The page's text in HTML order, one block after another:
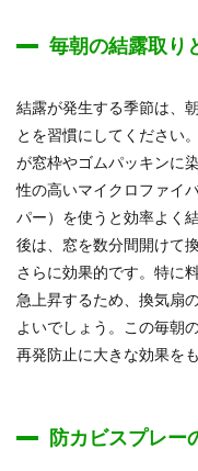
毎朝の結露取り
結露が発生する季節は、
とを習慣にしてください
が窓枠やゴムパッキンに
性の高いマイクロファイ
パー）を使うと効率よく
後は、窓を数分間開けて
さらに効果的です。特に
急上昇するため、換気扇
よいでしょう。この毎朝
再発防止に大きな効果を
防カビスプレー